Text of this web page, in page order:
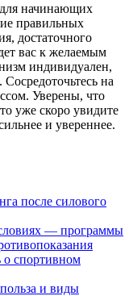
начинающих
правильных
достаточного
вас к желаемым
индивидуален,
на
Уверены, что
уже скоро увидите
и увереннее.
после силового
— программы
о спортивном
и виды